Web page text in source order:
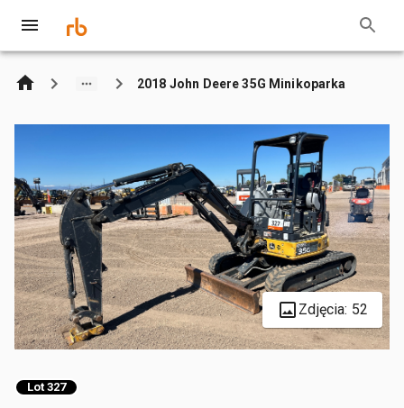
2018 John Deere 35G Minikoparka
Zdjęcia: 52
Lot 327